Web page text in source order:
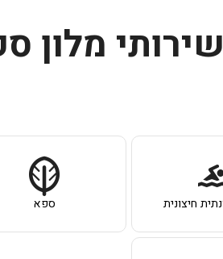
שירותי מלון
חיצונית ספא